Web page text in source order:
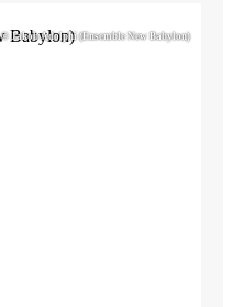
© Jakob Adolphi (Ensemble New Babylon)